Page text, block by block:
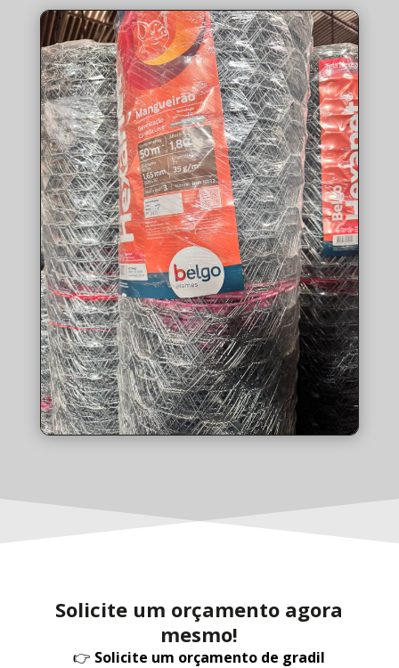
Solicite um orçamento agora
mesmo!
👉 Solicite um orçamento de gradil